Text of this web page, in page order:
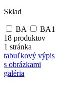
Sklad
BA
BA1
18 produktov
1 stránka
tabuľkový výpis
s obrázkami
galéria